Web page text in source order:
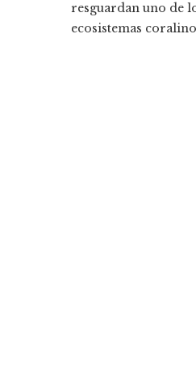
resguardan uno de
ecosistemas